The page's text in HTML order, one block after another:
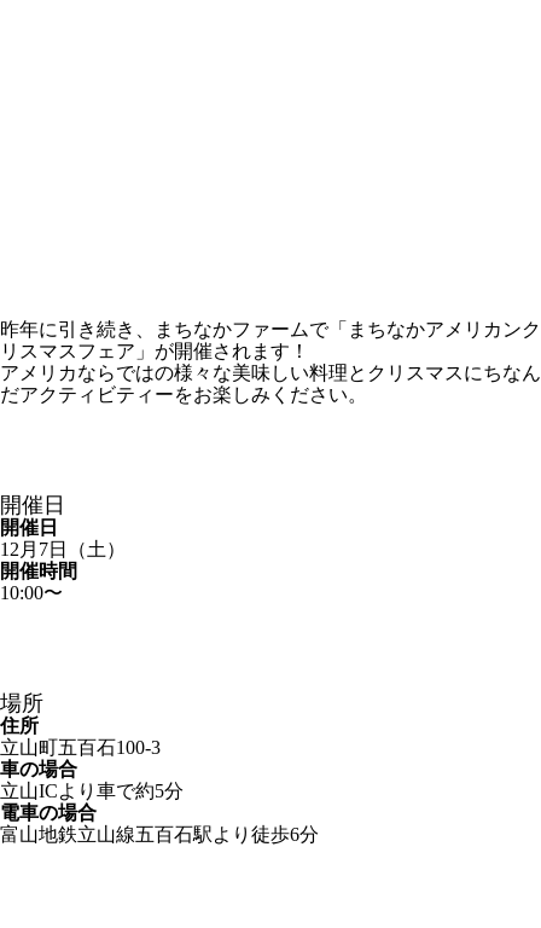
昨年に引き続き、まちなかファームで「まちなかアメリカンク
リスマスフェア」が開催されます！
アメリカならではの様々な美味しい料理とクリスマスにちなん
だアクティビティーをお楽しみください。
開催日
開催日
12月7日（土）
開催時間
10:00〜
場所
住所
立山町五百石100-3
車の場合
立山ICより車で約5分
電車の場合
富山地鉄立山線五百石駅より徒歩6分